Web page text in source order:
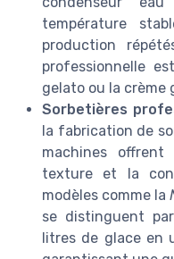
température
production
professionnelle
gelato ou la crème
Sorbetières
la fabrication de
machines
texture et la
modèles comme la
se distinguent
litres de glace en